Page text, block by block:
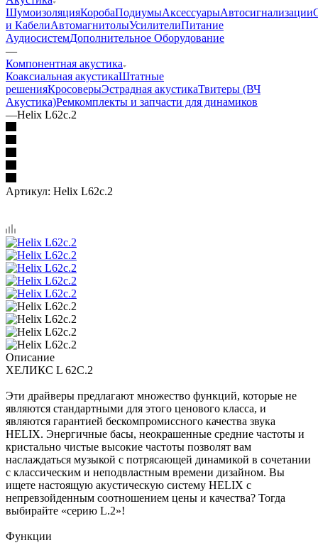
ШумоизоляцияКоробаПодиумыАксессуарыАвтосигнализации
и КабелиАвтомагнитолыУсилителиПитание
АудиосистемДополнительное Оборудование
—
Компонентная акустика
Коаксиальная акустикаШтатные
решенияКросоверыЭстрадная акустикаТвитеры (ВЧ
Акустика)Ремкомплекты и запчасти для динамиков
—Helix L62c.2
Артикул: Helix L62c.2
Описание
ХЕЛИКС L 62C.2
Эти драйверы предлагают множество функций, которые не
являются стандартными для этого ценового класса, и
являются гарантией бескомпромиссного качества звука
HELIX. Энергичные басы, неокрашенные средние частоты и
кристально чистые высокие частоты позволят вам
наслаждаться музыкой с потрясающей динамикой в ​​сочетании
с классическим и неподвластным времени дизайном. Вы
ищете настоящую акустическую систему HELIX с
непревзойденным соотношением цены и качества? Тогда
выбирайте «серию L.2»!
Функции